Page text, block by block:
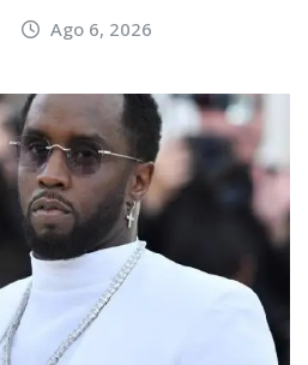
Ago 6, 2026